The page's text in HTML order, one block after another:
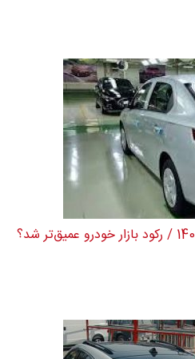
قیمت خودرو امروز 12 مرداد 1405 / رکود بازار خودرو عمیق‌تر شد؟